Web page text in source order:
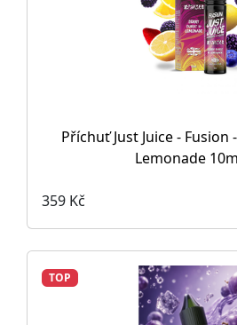
Příchuť Just Juice -
Lemonade
359 Kč
TOP